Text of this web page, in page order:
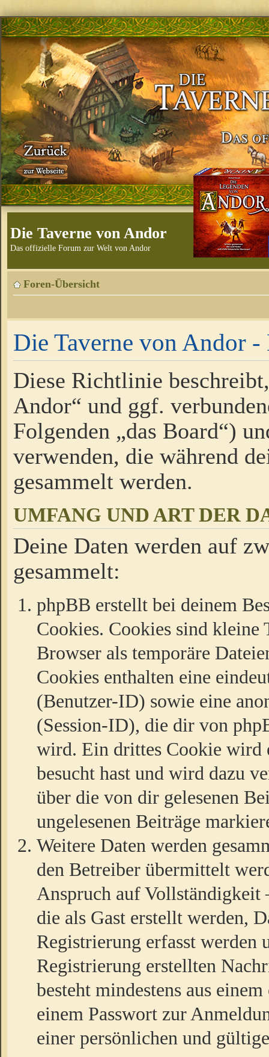
Die Taverne von Andor
Das offizielle Forum zur Welt von Andor
Foren-Übersicht
Die Taverne von Andor
Diese Richtlinie
Andor“ und ggf.
Folgenden „das Board“)
verwenden, die während
gesammelt werden.
UMFANG UND ART DER
Deine Daten werden auf
gesammelt:
phpBB erstellt bei deinem
Cookies. Cookies sind kleine
Browser als temporäre
Cookies enthalten eine
(Benutzer-ID) sowie eine
(Session-ID), die dir von
wird. Ein drittes Cookie wird
besucht hast und wird dazu
über die von dir gelesenen
ungelesenen Beiträge
Weitere Daten werden
den Betreiber übermittelt
Anspruch auf
die als Gast erstellt werden,
Registrierung erfasst werden
Registrierung erstellten
besteht mindestens aus
einem Passwort zur
einer persönlichen und